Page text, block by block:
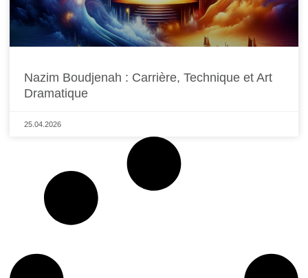
Nazim Boudjenah : Carrière, Technique et Art
Dramatique
25.04.2026